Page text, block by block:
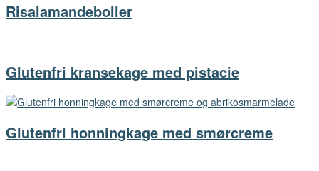
Risalamandeboller
Glutenfri kransekage med pistacie
Glutenfri honningkage med smørcreme